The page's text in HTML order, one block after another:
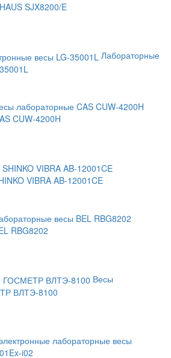
SJX8200/E
Лабораторные
CUW-4200H
VIBRA AB-12001CE
RBG8202
Весы
ВЛТЭ-8100